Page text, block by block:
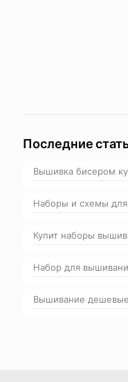
Последние
Вышивка бисером
Наборы и схемы
Купит наборы
Набор для
Вышивание